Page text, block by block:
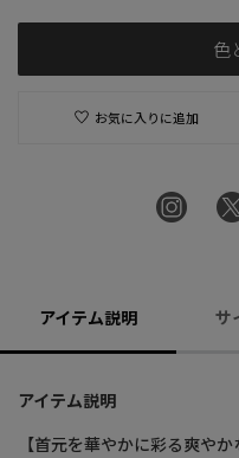
色
お気に入りに追加
アイテム説明 サ
アイテム説明
【首元を華やかに彩る爽やか